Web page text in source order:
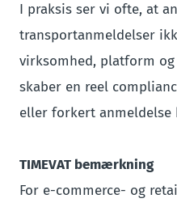
I praksis ser vi ofte, at
transportanmeldelser
virksomhed, platform
skaber en reel
eller forkert anmeldelse
TIMEVAT bemærkning
For e-commerce- og